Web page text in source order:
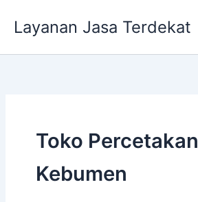
Layanan Jasa Terdekat
Toko Percetakan
Kebumen